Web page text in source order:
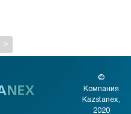
>
©
Компания
Kazstanex,
2020